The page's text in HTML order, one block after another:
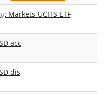
Markets UCITS ETF
acc
dis